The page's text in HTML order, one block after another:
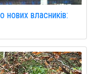
нових власників: